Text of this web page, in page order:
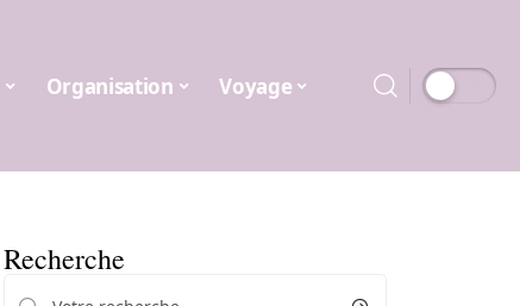
Organisation Voyage
Recherche